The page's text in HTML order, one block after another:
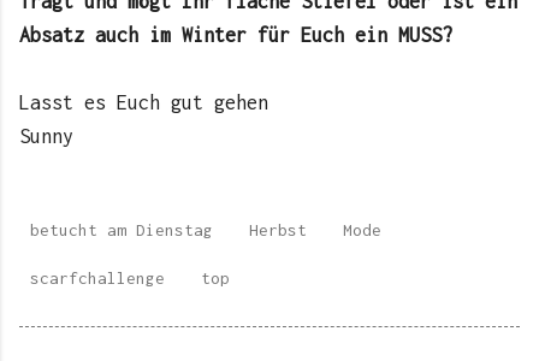
Absatz auch im Winter für Euch ein MUSS?
Lasst es Euch gut gehen
Sunny
betucht am Dienstag Herbst Mode
scarfchallenge top